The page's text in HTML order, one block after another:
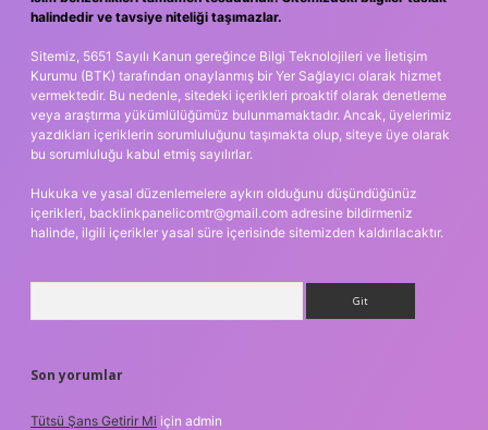
halindedir ve tavsiye niteliği taşımazlar.
Sitemiz, 5651 Sayılı Kanun gereğince Bilgi Teknolojileri ve İletişim
Kurumu (BTK) tarafından onaylanmış bir Yer Sağlayıcı olarak hizmet
vermektedir. Bu nedenle, sitedeki içerikleri proaktif olarak denetleme
veya araştırma yükümlülüğümüz bulunmamaktadır. Ancak, üyelerimiz
yazdıkları içeriklerin sorumluluğunu taşımakta olup, siteye üye olarak
bu sorumluluğu kabul etmiş sayılırlar.
Hukuka ve yasal düzenlemelere aykırı olduğunu düşündüğünüz
içerikleri, backlinkpanelicomtr@gmail.com adresine bildirmeniz
halinde, ilgili içerikler yasal süre içerisinde sitemizden kaldırılacaktır.
Son yorumlar
Tütsü Şans Getirir Mi için admin